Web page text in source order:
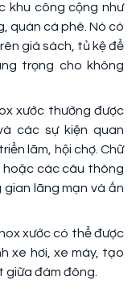
khu công cộng như
quán cà phê. Nó có
giá sách, tủ kệ để
trọng cho không
xước thường được
các sự kiện quan
lãm, hội chợ. Chữ
hoặc các câu thông
lãng mạn và ấn
xước có thể được
xe hơi, xe máy, tạo
giữa đám đông.